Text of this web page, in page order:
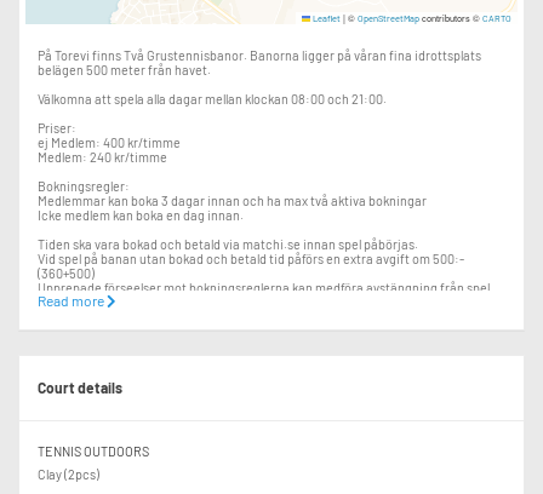
Leaflet |© OpenStreetMap contributors © CARTO
På Torevi finns Två Grustennisbanor. Banorna ligger på våran fina idrottsplats
belägen 500 meter från havet.
Välkomna att spela alla dagar mellan klockan 08:00 och 21:00.
Priser:
ej Medlem: 400 kr/timme
Medlem: 240 kr/timme
Bokningsregler:
Medlemmar kan boka 3 dagar innan och ha max två aktiva bokningar
Icke medlem kan boka en dag innan.
Tiden ska vara bokad och betald via matchi.se innan spel påbörjas.
Vid spel på banan utan bokad och betald tid påförs en extra avgift om 500:-
(360+500)
Upprepade förseelser mot bokningsreglerna kan medföra avstängning från spel.
bokad tidbokad tid.
Välkomna till Torevi
Read more
Court details
TENNIS OUTDOORS
Clay (2pcs)